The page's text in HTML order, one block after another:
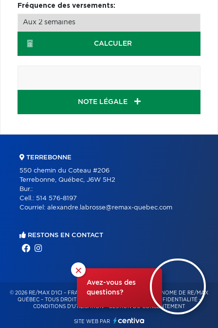
Fréquence des versements:
CALCULER
NOTE LÉGALE
×
Avez-vous des
questions?
TERREBONNE
550 chemin du Coteau #206
Terrebonne, Québec, J6W 5H2
Bur.:
Cell.: 514 576-8197
Courriel: alexandre.labrosse@remax-quebec.com
RESTONS EN CONTACT
© 2026 RE/MAX D'ICI – FRANCHISÉ INDÉPENDANT ET AUTONOME DE RE/MAX
QUÉBEC – TOUS DROITS RÉSERVÉS -
POLITIQUE DE CONFIDENTIALITÉ -
CONDITIONS D'UTILISATION-GESTION DU CONSENTEMENT
SITE WEB PAR